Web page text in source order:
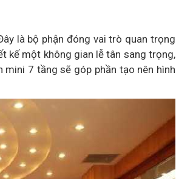
là bộ phận đóng vai trò quan trọng
kế một không gian lễ tân sang trọng,
7 tầng sẽ góp phần tạo nên hình